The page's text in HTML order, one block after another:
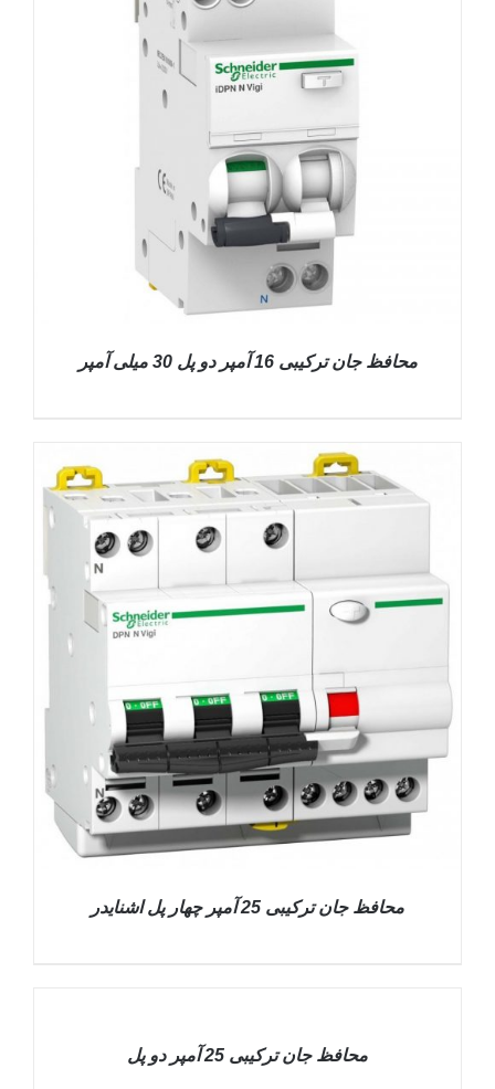
DETAILS
محافظ جان ترکیبی 16 آمپر دو پل 30 میلی آمپر
محافظ جان ترکیبی 25 آمپر چهار پل اشنایدر
محافظ جان ترکیبی 25 آمپر دو پل